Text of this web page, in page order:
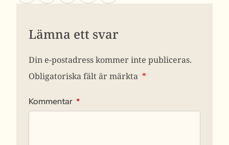
Lämna ett svar
Din e-postadress kommer inte publiceras.
Obligatoriska fält är märkta *
Kommentar *